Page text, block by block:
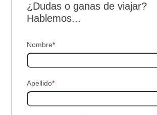
¿Dudas o ganas de viajar?
Hablemos...
Nombre*
Apellido*